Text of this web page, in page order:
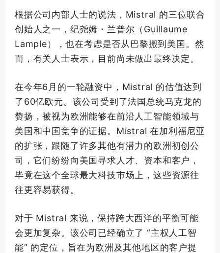
根据公司内部人士的说法，Mistral 的三位联合
创始人之一，纪尧姆・兰普尔（Guillaume
Lample），也在考虑是否从巴黎搬到美国。然
而，有关人士表示，目前尚未做出最终决定。
在今年6月的一轮融资中，Mistral 的估值达到
了60亿欧元。该公司受到了法国总统马克龙的
赞扬，被视为欧洲能够在前沿人工智能领域与
美国和中国竞争的证据。Mistral 在加利福尼亚
的扩张，跟随了许多其他有潜力的欧洲初创公
司，它们纷纷向美国寻求人才、资本和客户，
毕竟在这个全球最大科技市场上，这些资源往
往更容易获得。
对于 Mistral 来说，保持跨大西洋的平衡可能
会更加复杂。该公司已经确立了 “主权人工智
能” 的定位，旨在为欧洲及其他地区的客户提